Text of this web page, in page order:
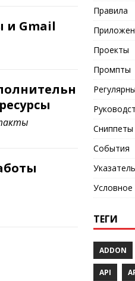
и Gmail
Правила
Проекты
Промпты
Сниппеты
События
ТЕГИ
ADDON
API